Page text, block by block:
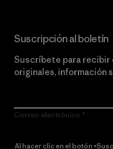
Suscripción al boletín
Suscríbete para
originales, información
Correo electrónico
Al hacer clic en el botón